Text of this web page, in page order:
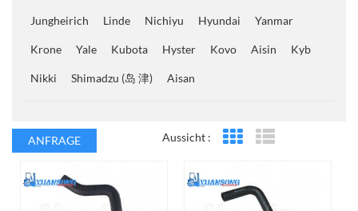
Jungheirich Linde Nichiyu Hyundai Yanmar
Krone Yale Kubota Hyster Kovo Aisin Kyb
Nikki Shimadzu (岛 津) Aisan
ANFRAGE Aussicht : Rasteransicht